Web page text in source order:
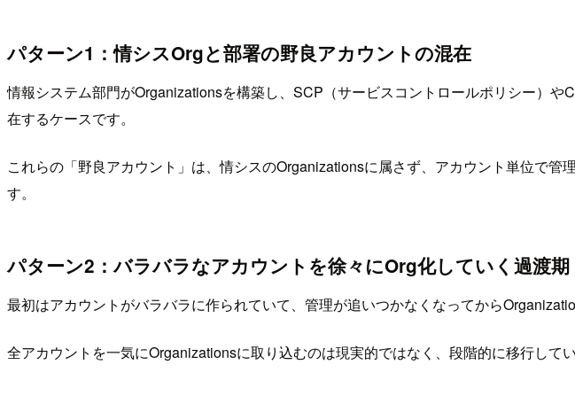
パターン1：情シスOrgと部署の野良アカウントの混在
情報システム部門がOrganizationsを構築し、SCP（サービスコントロールポリシー）
在するケースです。
これらの「野良アカウント」は、情シスのOrganizationsに属さず、アカウント単位で
す。
パターン2：バラバラなアカウントを徐々にOrg化していく過渡期
最初はアカウントがバラバラに作られていて、管理が追いつかなくなってから
全アカウントを一気にOrganizationsに取り込むのは現実的ではなく、段階的に移行して